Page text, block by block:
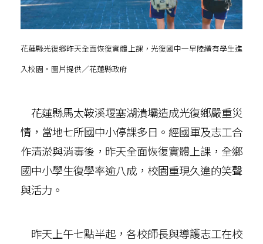
花蓮縣光復鄉昨天全面恢復實體上課，光復國中一早陸續有學生進
入校園。圖片提供／花蓮縣政府
花蓮縣馬太鞍溪堰塞湖潰壩造成光復鄉嚴重災
情，當地七所國中小停課多日。經國軍及志工合
作清淤與消毒後，昨天全面恢復實體上課，全鄉
國中小學生復學率逾八成，校園重現久違的笑聲
與活力。
昨天上午七點半起，各校師長與導護志工在校